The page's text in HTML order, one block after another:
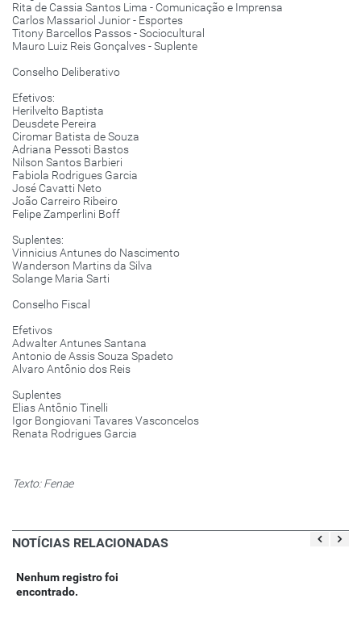
Rita de Cassia Santos Lima - Comunicação e Imprensa
Carlos Massariol Junior - Esportes
Titony Barcellos Passos - Sociocultural
Mauro Luiz Reis Gonçalves - Suplente
Conselho Deliberativo
Efetivos:
Herilvelto Baptista
Deusdete Pereira
Ciromar Batista de Souza
Adriana Pessoti Bastos
Nilson Santos Barbieri
Fabiola Rodrigues Garcia
José Cavatti Neto
João Carreiro Ribeiro
Felipe Zamperlini Boff
Suplentes:
Vinnicius Antunes do Nascimento
Wanderson Martins da Silva
Solange Maria Sarti
Conselho Fiscal
Efetivos
Adwalter Antunes Santana
Antonio de Assis Souza Spadeto
Alvaro Antônio dos Reis
Suplentes
Elias Antônio Tinelli
Igor Bongiovani Tavares Vasconcelos
Renata Rodrigues Garcia
Texto: Fenae
NOTÍCIAS RELACIONADAS
Nenhum registro foi
encontrado.